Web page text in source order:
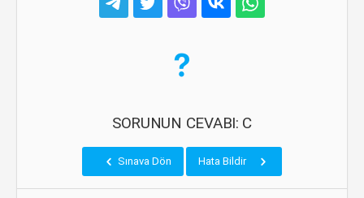
SORUNUN CEVABI: C
Sınava Dön Hata Bildir